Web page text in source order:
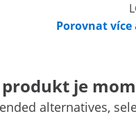
Porovnat
je
alternatives,